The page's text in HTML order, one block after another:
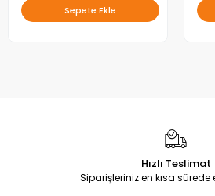
Sepete Ekle
Hızlı Teslimat
Siparişleriniz en kısa sürede